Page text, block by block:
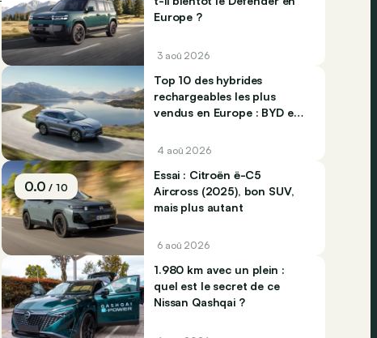
Europe ?
3 aoû 2026
Top 10 des hybrides
rechargeables les plus
vendus en Europe : BYD et
4 aoû 2026
0.0/ 10
Essai : Citroën ë-C5
Aircross (2025), bon SUV,
mais plus autant
6 aoû 2026
1.980 km avec un plein :
quel est le secret de ce
Nissan Qashqai ?